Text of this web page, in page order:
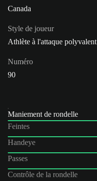
Canada
Style de joueur
Athlète à l'attaque polyvalent
Numéro
90
Maniement de rondelle
Feintes
Handeye
Passes
Contrôle de la rondelle